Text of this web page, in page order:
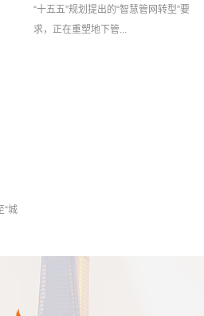
“十五五”规划提出的“智慧管网转型”要
求，正在重塑地下管...
“城